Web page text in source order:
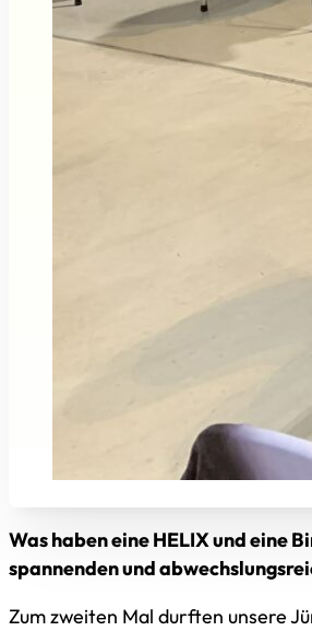
Was haben eine HELIX und eine
spannenden und
Zum zweiten Mal durften unsere